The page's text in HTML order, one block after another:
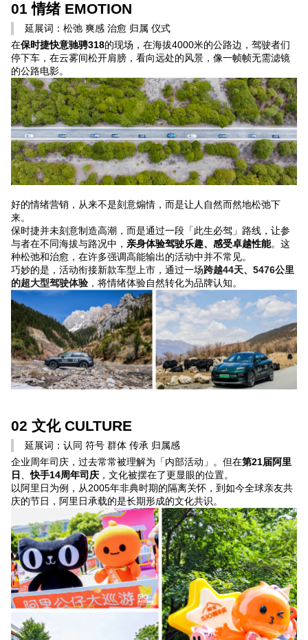
关于我们
立即预约HOT
01 情绪 EMOTION
延展词：松弛 爽感 治愈 归属 仪式
在保时捷快意驰骋318的现场，在海拔4000米的公路边，驾驶者们
停下车，在云雾间松开肩膀，看向远处的风景，像一帧帧无需滤镜
的公路电影。
好的情绪营销，从来不是刻意煽情，而是让人自然而然地松弛下
来。
保时捷并未刻意制造高潮，而是通过一段「此生必驾」路线，让参
与者在不同海拔与路况中， 亲身体验驾驶乐趣、感受卓越性能。这
种松弛和治愈，在许多强调高能输出的活动中并不常见。
巧妙的是，活动衔接新款车型上市，通过一场跨越44天、5476公里
的超大型驾驶体验 ， 将情绪体验自然转化为品牌认知。
02 文化 CULTURE
延展词：认同 符号 群体 传承 归属感
企业周年司庆，过去常常被理解为「内部活动」。但在第21届阿里
日
、快手14周年司庆 ，文化被摆在了更显眼的位置。
以阿里日为例，从2005年非典时期的隔离关怀，到如今全球亲友共
庆的节日，阿里日承载的是长期形成的文化共识。